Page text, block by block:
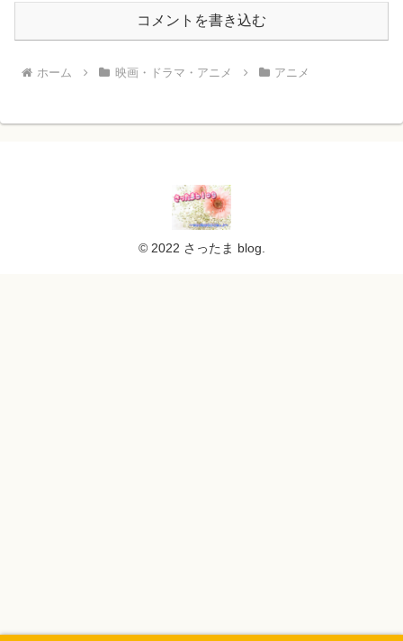
コメントを書き込む
ホーム 映画・ドラマ・アニメ アニメ
© 2022 さったま blog.